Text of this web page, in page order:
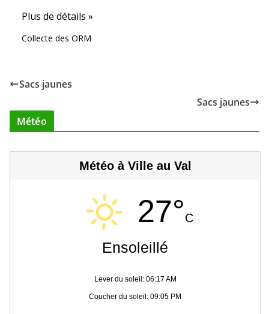
Plus de détails »
Collecte des ORM
Sacs jaunes
Sacs jaunes
Météo
Météo à Ville au Val
27°C
Ensoleillé
Lever du soleil: 06:17 AM
Coucher du soleil: 09:05 PM